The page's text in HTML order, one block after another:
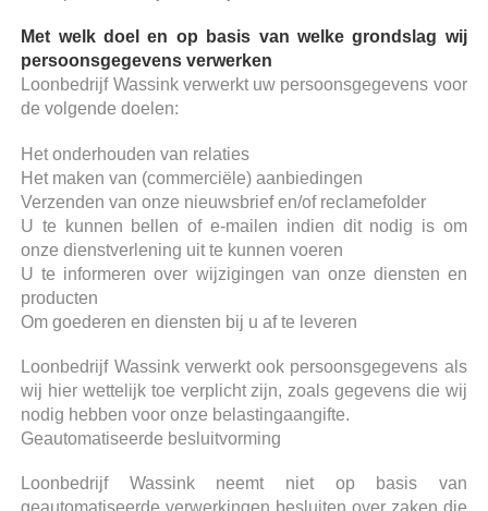
Met welk doel en op basis van welke grondslag wij
persoonsgegevens verwerken
Loonbedrijf Wassink verwerkt uw persoonsgegevens voor
de volgende doelen:
Het onderhouden van relaties
Het maken van (commerciële) aanbiedingen
Verzenden van onze nieuwsbrief en/of reclamefolder
U te kunnen bellen of e-mailen indien dit nodig is om
onze dienstverlening uit te kunnen voeren
U te informeren over wijzigingen van onze diensten en
producten
Om goederen en diensten bij u af te leveren
Loonbedrijf Wassink verwerkt ook persoonsgegevens als
wij hier wettelijk toe verplicht zijn, zoals gegevens die wij
nodig hebben voor onze belastingaangifte.
Geautomatiseerde besluitvorming
Loonbedrijf Wassink neemt niet op basis van
geautomatiseerde verwerkingen besluiten over zaken die